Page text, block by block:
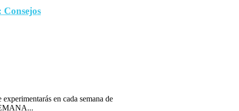
Consejos
en cada semana de